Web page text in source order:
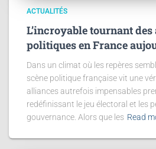
ACTUALITÉS
L’incroyable tournant
politiques en France
Dans un climat où les repères
scène politique française vit une
alliances autrefois impensables
redéfinissant le jeu électoral et les
gouvernance. Alors que les Read